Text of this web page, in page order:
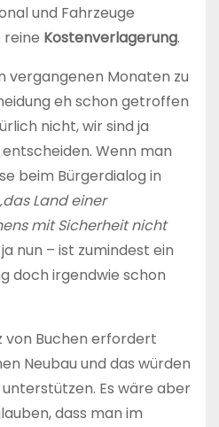
und Fahrzeuge
reine Kostenverlagerung.
vergangenen Monaten zu
eh schon getroffen
nicht, wir sind ja
Wenn man
beim Bürgerdialog in
Land einer
mit Sicherheit nicht
nun – ist zumindest ein
doch irgendwie schon
von Buchen erfordert
Neubau und das würden
unterstützen. Es wäre aber
dass man im